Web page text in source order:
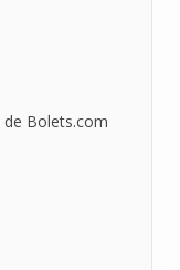
Bolets.com